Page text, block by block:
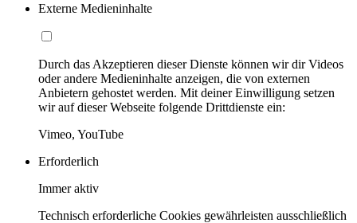
Externe Medieninhalte
Durch das Akzeptieren dieser Dienste können wir dir Videos
oder andere Medieninhalte anzeigen, die von externen
Anbietern gehostet werden. Mit deiner Einwilligung setzen
wir auf dieser Webseite folgende Drittdienste ein:
Vimeo, YouTube
Erforderlich
Immer aktiv
Technisch erforderliche Cookies gewährleisten ausschließlich